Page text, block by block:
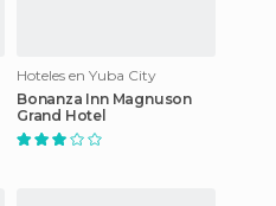
Hoteles en Yuba City
Bonanza Inn Magnuson
Grand Hotel